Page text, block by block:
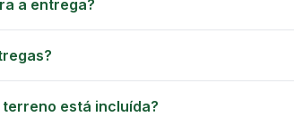
a entrega?
está incluída?